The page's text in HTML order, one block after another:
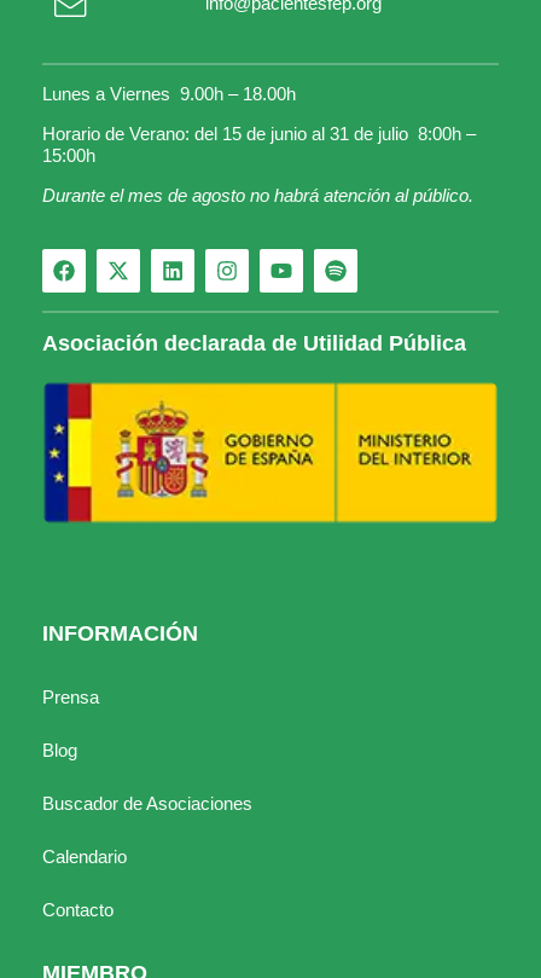
Lunes a Viernes 9.00h – 18.00h
Horario de Verano: del 15 de junio al 31 de julio 8:00h –
15:00h
Durante el mes de agosto no habrá atención al público.
Asociación declarada de Utilidad Pública
INFORMACIÓN
Prensa
Blog
Buscador de Asociaciones
Calendario
Contacto